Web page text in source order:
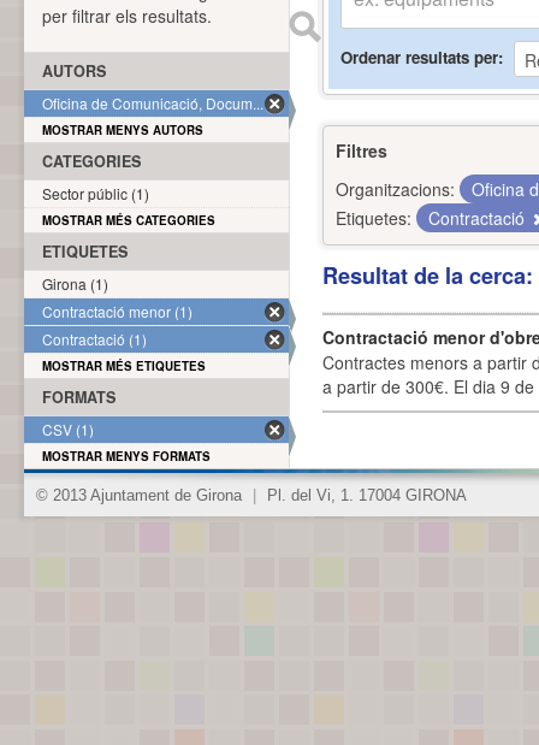
Ordenar resultats per
Filtres
Organitzacions:
Oficina
Etiquetes:
Contractació
Resultat de la
Contractació menor
Contractes menors a partir
a partir de 300€. El dia 9
per filtrar els resultats.
AUTORS
Oficina de Comunicació, Docum... (1)
MOSTRAR MENYS AUTORS
CATEGORIES
Sector públic (1)
MOSTRAR MÉS CATEGORIES
ETIQUETES
Girona (1)
Contractació menor (1)
Contractació (1)
MOSTRAR MÉS ETIQUETES
FORMATS
CSV (1)
MOSTRAR MENYS FORMATS
© 2013 Ajuntament de Girona Pl. del Vi, 1. 17004 GIRONA